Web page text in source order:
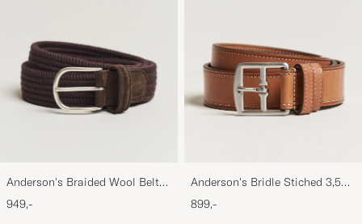
Anderson's Braided Wool Belt
Brown
949,-
Anderson's Bridle Stiched 3,5
cm Leather Belt Tan
899,-